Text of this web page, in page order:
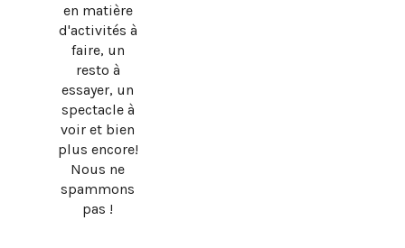
en matière
d'activités à
faire, un
resto à
essayer, un
spectacle à
voir et bien
plus encore!
Nous ne
spammons
pas !